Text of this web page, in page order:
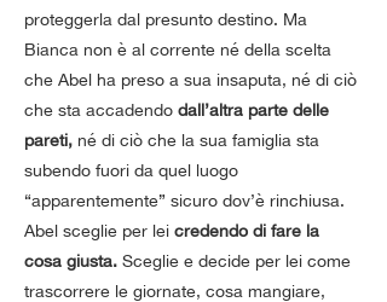
proteggerla dal presunto destino. Ma
Bianca non è al corrente né della scelta
che Abel ha preso a sua insaputa, né di ciò
che sta accadendo dall’altra parte delle
pareti, né di ciò che la sua famiglia sta
subendo fuori da quel luogo
“apparentemente” sicuro dov’è rinchiusa.
Abel sceglie per lei credendo di fare la
cosa giusta. Sceglie e decide per lei come
trascorrere le giornate, cosa mangiare,